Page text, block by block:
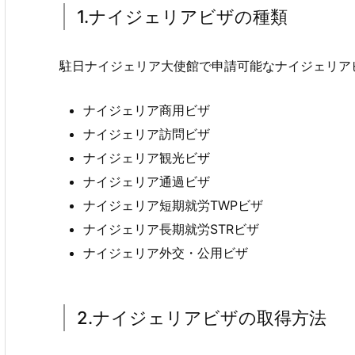
1.ナイジェリアビザの種類
駐日ナイジェリア大使館で申請可能なナイジェリア
ナイジェリア商用ビザ
ナイジェリア訪問ビザ
ナイジェリア観光ビザ
ナイジェリア通過ビザ
ナイジェリア短期就労TWPビザ
ナイジェリア長期就労STRビザ
ナイジェリア外交・公用ビザ
2.ナイジェリアビザの取得方法